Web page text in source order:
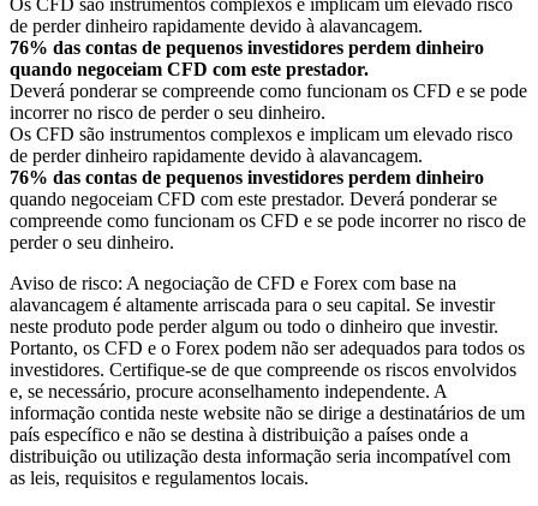
de perder dinheiro rapidamente devido à alavancagem.
76% das contas de pequenos investidores perdem dinheiro
quando negoceiam CFD com este prestador.
Deverá ponderar se compreende como funcionam os CFD e se pode
incorrer no risco de perder o seu dinheiro.
Os CFD são instrumentos complexos e implicam um elevado risco
de perder dinheiro rapidamente devido à alavancagem.
76% das contas de pequenos investidores perdem dinheiro
quando negoceiam CFD com este prestador. Deverá ponderar se
compreende como funcionam os CFD e se pode incorrer no risco de
perder o seu dinheiro.
Aviso de risco: A negociação de CFD e Forex com base na
alavancagem é altamente arriscada para o seu capital. Se investir
neste produto pode perder algum ou todo o dinheiro que investir.
Portanto, os CFD e o Forex podem não ser adequados para todos os
investidores. Certifique-se de que compreende os riscos envolvidos
e, se necessário, procure aconselhamento independente. A
informação contida neste website não se dirige a destinatários de um
país específico e não se destina à distribuição a países onde a
distribuição ou utilização desta informação seria incompatível com
as leis, requisitos e regulamentos locais.